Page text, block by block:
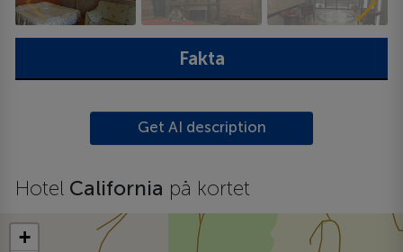
Fakta
Get AI description
Hotel California på kortet
+